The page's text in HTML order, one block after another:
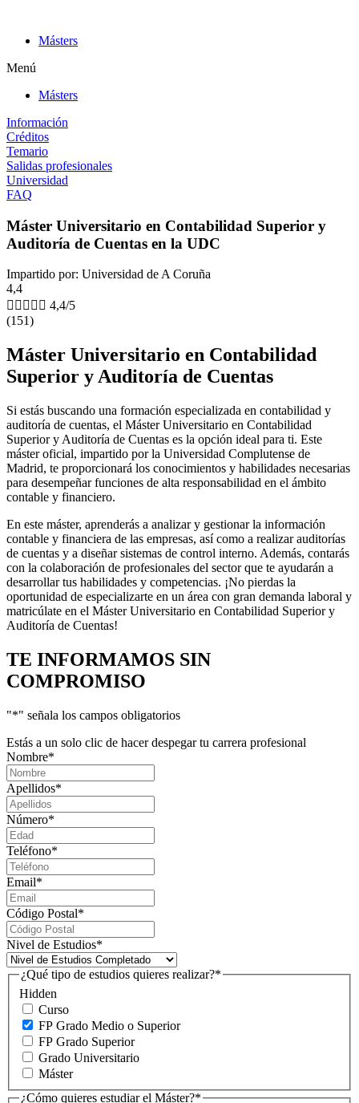
contenidoMásters
Menú
Másters
Información
Créditos
Temario
Salidas profesionales
Universidad
FAQ
Máster Universitario en Contabilidad Superior y
Auditoría de Cuentas en la UDC
Impartido por: Universidad de A Coruña
4,4
     4,4/5
(151)
Máster Universitario en Contabilidad
Superior y Auditoría de Cuentas
Si estás buscando una formación especializada en contabilidad y
auditoría de cuentas, el Máster Universitario en Contabilidad
Superior y Auditoría de Cuentas es la opción ideal para ti. Este
máster oficial, impartido por la Universidad Complutense de
Madrid, te proporcionará los conocimientos y habilidades necesarias
para desempeñar funciones de alta responsabilidad en el ámbito
contable y financiero.
En este máster, aprenderás a analizar y gestionar la información
contable y financiera de las empresas, así como a realizar auditorías
de cuentas y a diseñar sistemas de control interno. Además, contarás
con la colaboración de profesionales del sector que te ayudarán a
desarrollar tus habilidades y competencias. ¡No pierdas la
oportunidad de especializarte en un área con gran demanda laboral y
matricúlate en el Máster Universitario en Contabilidad Superior y
Auditoría de Cuentas!
TE INFORMAMOS SIN
COMPROMISO
"*" señala los campos obligatorios
Estás a un solo clic de hacer despegar tu carrera profesional
Nombre*
Apellidos*
Número*
Teléfono*
Email*
Código Postal*
Nivel de Estudios*
Hidden
¿Qué tipo de estudios quieres realizar?*
Curso
FP Grado Medio o Superior
FP Grado Superior
Grado Universitario
Máster
¿Cómo quieres estudiar el Máster?*